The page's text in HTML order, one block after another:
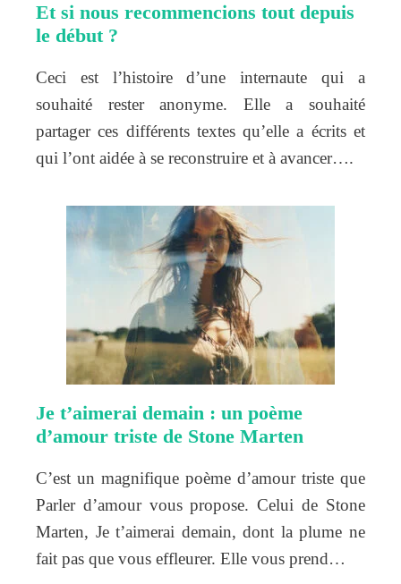
Et si nous recommencions tout depuis
le début ?
Ceci est l’histoire d’une internaute qui a
souhaité rester anonyme. Elle a souhaité
partager ces différents textes qu’elle a écrits et
qui l’ont aidée à se reconstruire et à avancer….
Je t’aimerai demain : un poème
d’amour triste de Stone Marten
C’est un magnifique poème d’amour triste que
Parler d’amour vous propose. Celui de Stone
Marten, Je t’aimerai demain, dont la plume ne
fait pas que vous effleurer. Elle vous prend…